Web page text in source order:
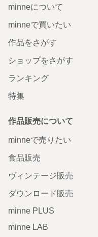
minneについて
minneで買いたい
作品をさがす
ショップをさがす
ランキング
特集
作品販売について
minneで売りたい
食品販売
ヴィンテージ販売
ダウンロード販売
minne PLUS
minne LAB